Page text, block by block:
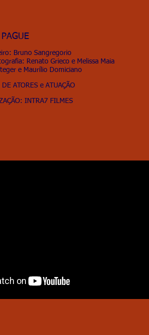
Bruno Sangregorio
Renato Grieco e Melissa Maia
e Maurílio Domiciano
DE ATORES e ATUAÇÃO
INTRA7 FILMES